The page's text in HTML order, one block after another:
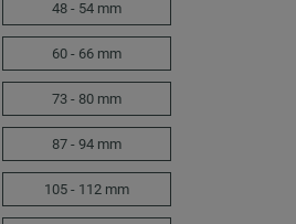
48 - 54 mm
60 - 66 mm
73 - 80 mm
87 - 94 mm
105 - 112 mm